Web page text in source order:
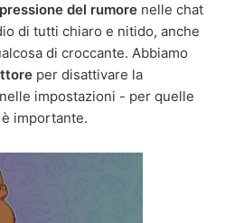
del rumore nelle chat
di tutti chiaro e nitido, anche
di croccante. Abbiamo
per disattivare la
impostazioni - per quelle
importante.